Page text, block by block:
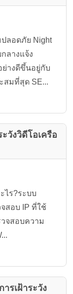
ลอดภัย Night
ลางแจ้ง
างดีขึ้นอยู่กับ
สมที่สุด SE...
วังวิดีโอเครือ
ไร?ระบบ
สอบ IP ที่ใช้
จสอบความ
รเฝ้าระวัง